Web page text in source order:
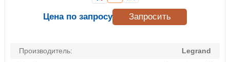
Производитель:
Legrand
Цена по запросу Запросить